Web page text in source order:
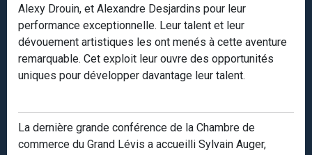
Alexy Drouin, et Alexandre Desjardins pour leur
performance exceptionnelle. Leur talent et leur
dévouement artistiques les ont menés à cette aventure
remarquable. Cet exploit leur ouvre des opportunités
uniques pour développer davantage leur talent.
La dernière grande conférence de la Chambre de
commerce du Grand Lévis a accueilli Sylvain Auger,